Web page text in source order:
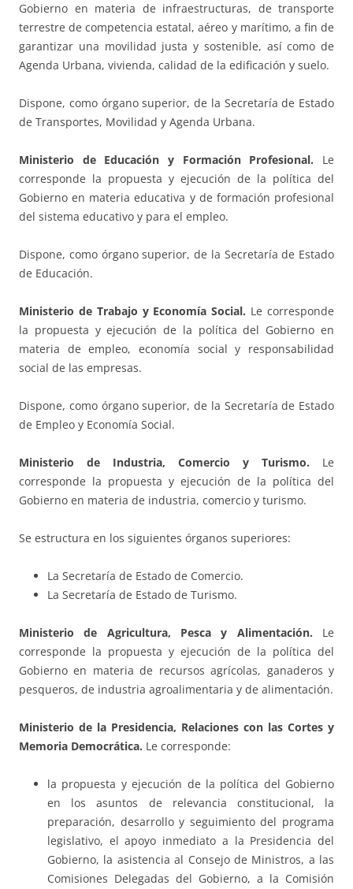
Gobierno en materia de infraestructuras, de transporte
terrestre de competencia estatal, aéreo y marítimo, a fin de
garantizar una movilidad justa y sostenible, así como de
Agenda Urbana, vivienda, calidad de la edificación y suelo.
Dispone, como órgano superior, de la Secretaría de Estado
de Transportes, Movilidad y Agenda Urbana.
Ministerio de Educación y Formación Profesional. Le
corresponde la propuesta y ejecución de la política del
Gobierno en materia educativa y de formación profesional
del sistema educativo y para el empleo.
Dispone, como órgano superior, de la Secretaría de Estado
de Educación.
Ministerio de Trabajo y Economía Social. Le corresponde
la propuesta y ejecución de la política del Gobierno en
materia de empleo, economía social y responsabilidad
social de las empresas.
Dispone, como órgano superior, de la Secretaría de Estado
de Empleo y Economía Social.
Ministerio de Industria, Comercio y Turismo. Le
corresponde la propuesta y ejecución de la política del
Gobierno en materia de industria, comercio y turismo.
Se estructura en los siguientes órganos superiores:
La Secretaría de Estado de Comercio.
La Secretaría de Estado de Turismo.
Ministerio de Agricultura, Pesca y Alimentación. Le
corresponde la propuesta y ejecución de la política del
Gobierno en materia de recursos agrícolas, ganaderos y
pesqueros, de industria agroalimentaria y de alimentación.
Ministerio de la Presidencia, Relaciones con las Cortes y
Memoria Democrática. Le corresponde:
la propuesta y ejecución de la política del Gobierno
en los asuntos de relevancia constitucional, la
preparación, desarrollo y seguimiento del programa
legislativo, el apoyo inmediato a la Presidencia del
Gobierno, la asistencia al Consejo de Ministros, a las
Comisiones Delegadas del Gobierno, a la Comisión